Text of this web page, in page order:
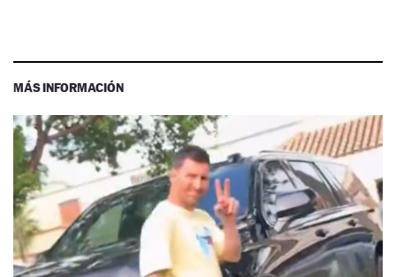
MÁS INFORMACIÓN